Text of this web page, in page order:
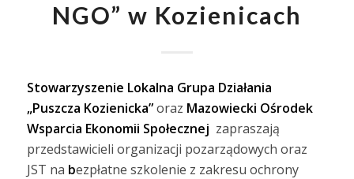
NGO” w Kozienicach
Stowarzyszenie Lokalna Grupa Działania
„Puszcza Kozienicka”oraz Mazowiecki Ośrodek
Wsparcia Ekonomii Społecznej zapraszają
przedstawicieli organizacji pozarządowych oraz
JST na bezpłatne szkolenie z zakresu ochrony